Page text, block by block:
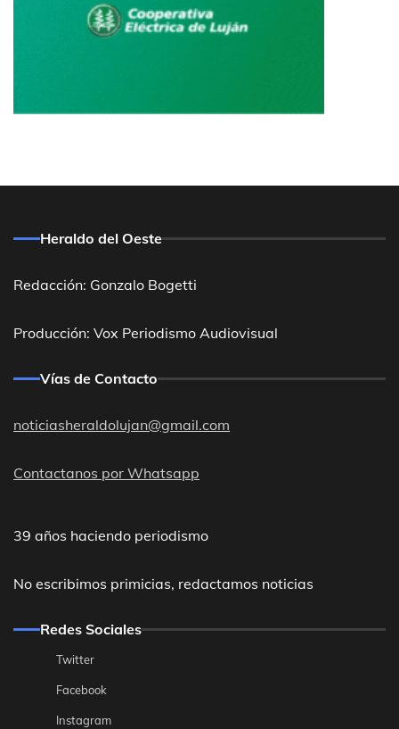
Heraldo del Oeste
Redacción: Gonzalo Bogetti
Producción: Vox Periodismo Audiovisual
Vías de Contacto
noticiasheraldolujan@gmail.com
Contactanos por Whatsapp
39 años haciendo periodismo
No escribimos primicias, redactamos noticias
Redes Sociales
Twitter
Facebook
Instagram